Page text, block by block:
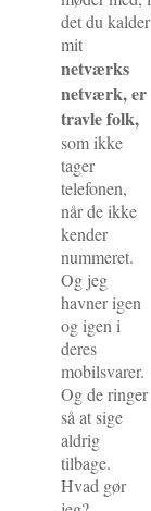
det du kalder
mit
netværks
netværk, er
travle folk,
som ikke
tager
telefonen,
når de ikke
kender
nummeret.
Og jeg
havner igen
og igen i
deres
mobilsvarer.
Og de ringer
så at sige
aldrig
tilbage.
Hvad gør